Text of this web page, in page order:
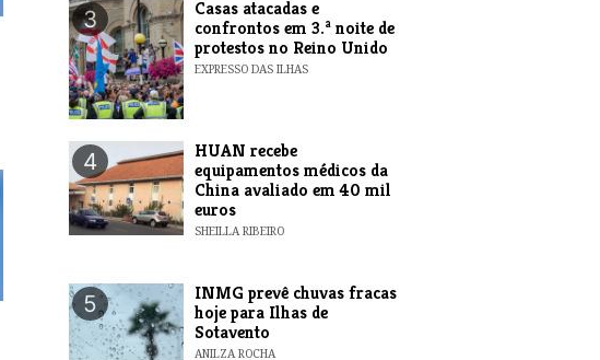
3
Casas atacadas e
confrontos em 3.ª noite de
protestos no Reino Unido
EXPRESSO DAS ILHAS
4
HUAN recebe
equipamentos médicos da
China avaliado em 40 mil
euros
SHEILLA RIBEIRO
5
INMG prevê chuvas fracas
hoje para Ilhas de
Sotavento
ANILZA ROCHA